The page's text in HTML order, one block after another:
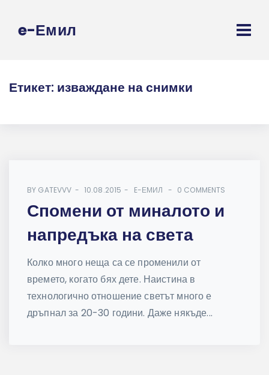
e-Емил
Етикет: изваждане на снимки
BY GATEVVV 10.08.2015 E-ЕМИЛ 0 COMMENTS
Спомени от миналото и
напредъка на света
Колко много неща са се променили от
времето, когато бях дете. Наистина в
технологично отношение светът много е
дръпнал за 20-30 години. Даже някъде...